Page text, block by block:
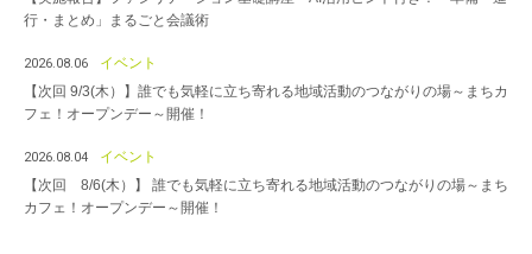
行・まとめ」まるごと会議術
2026.08.06
イベント
【次回 9/3(木）】誰でも気軽に立ち寄れる地域活動のつながりの場～まちカ
フェ！オープンデー～開催！
2026.08.04
イベント
【次回 8/6(木）】 誰でも気軽に立ち寄れる地域活動のつながりの場～まち
カフェ！オープンデー～開催！